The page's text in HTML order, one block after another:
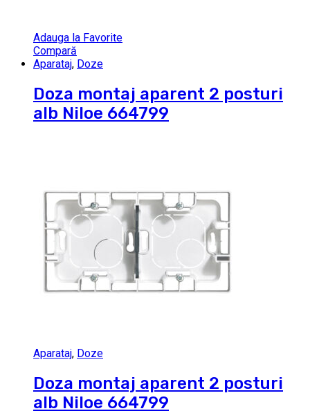
Adauga la Favorite
Compară
Aparataj, Doze
Doza montaj aparent 2 posturi
alb Niloe 664799
Aparataj, Doze
Doza montaj aparent 2 posturi
alb Niloe 664799